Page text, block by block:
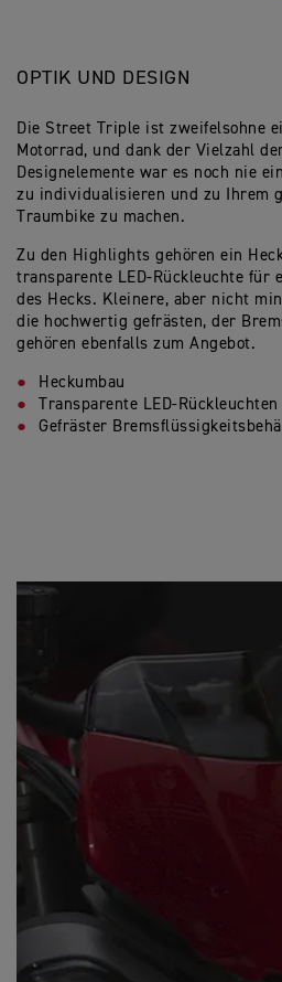
OPTIK UND DESIGN
Die Street Triple ist zweifelsohne
Motorrad, und dank der Vielzahl
Designelemente war es noch nie
zu individualisieren und zu Ihrem
Traumbike zu machen.
Zu den Highlights gehören ein
transparente LED-Rückleuchte für
des Hecks. Kleinere, aber nicht
die hochwertig gefrästen, der
gehören ebenfalls zum Angebot.
Heckumbau
Transparente LED-Rückleuchten
Gefräster